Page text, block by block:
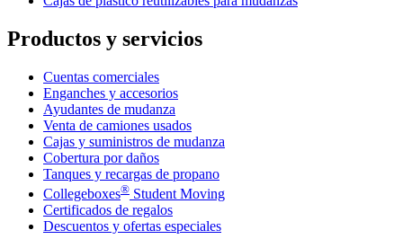
Productos y servicios
Cuentas comerciales
Enganches y accesorios
Ayudantes de mudanza
Venta de camiones usados
Cajas y suministros de mudanza
Cobertura por daños
Tanques y recargas de propano
Collegeboxes® Student Moving
Certificados de regalos
Descuentos y ofertas especiales